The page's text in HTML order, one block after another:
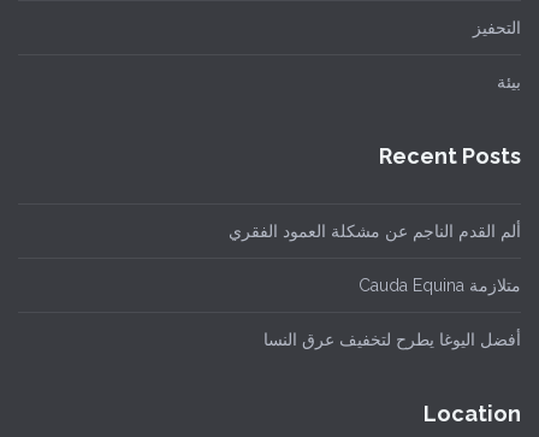
التحفيز
بيئة
Recent Posts
ألم القدم الناجم عن مشكلة العمود الفقري
متلازمة Cauda Equina
أفضل اليوغا يطرح لتخفيف عرق النسا
Location